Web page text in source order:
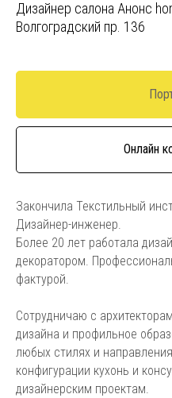
Дизайнер салона Анонс
Волгоградский пр. 136
Онлайн
Закончила Текстильный
Дизайнер-инженер.
Более 20 лет работала
декоратором.
фактурой.
Сотрудничаю с
дизайна и профильное
любых стилях и
конфигурации кухонь и
дизайнерским проектам.